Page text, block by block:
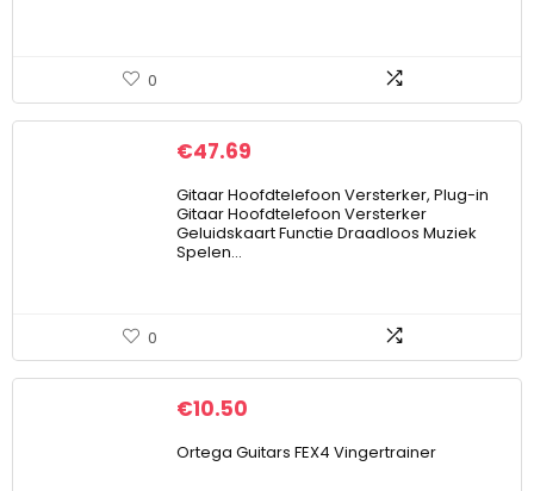
0
€47.69
Gitaar Hoofdtelefoon Versterker, Plug-in
Gitaar Hoofdtelefoon Versterker
Geluidskaart Functie Draadloos Muziek
Spelen…
0
€10.50
Ortega Guitars FEX4 Vingertrainer